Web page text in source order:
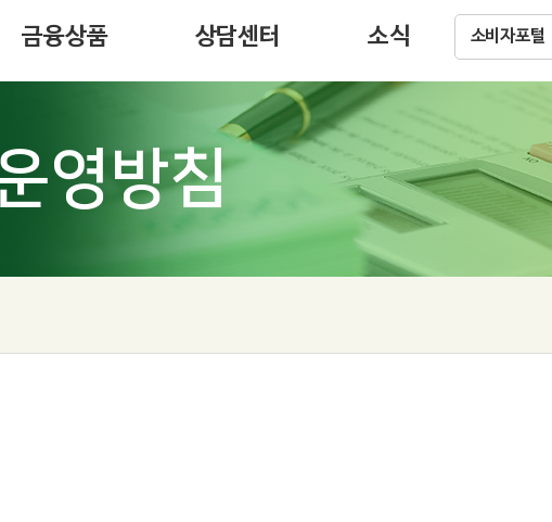
금융상품 상담센터 소식
소비자포털
영방침